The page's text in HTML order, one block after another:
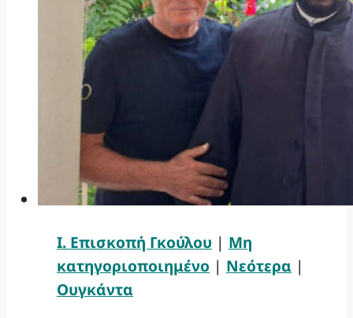
Ι. Επισκοπή Γκούλου | Μη
κατηγοριοποιημένο | Νεότερα |
Ουγκάντα